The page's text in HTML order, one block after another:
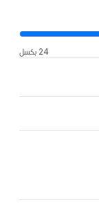
24 بكسل